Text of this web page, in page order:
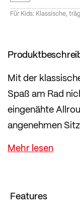
Für Kids: Klassische,
Mit der
Spaß am Rad
eingenähte
angenehmen
Features